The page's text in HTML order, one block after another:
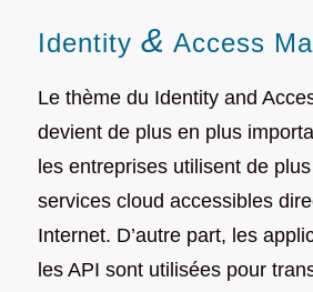
Identity & Access
Le thème du Identity and
devient de plus en plus
les entreprises utilisent de
services cloud accessibles
Internet. D’autre part, les
les API sont utilisées pour